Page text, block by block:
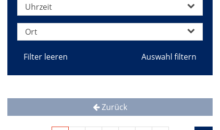
Uhrzeit
Ort
Filter leeren
Zurück